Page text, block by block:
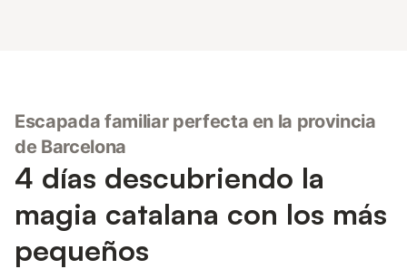
Escapada familiar perfecta en la provincia
de Barcelona
4 días descubriendo la
magia catalana con los más
pequeños